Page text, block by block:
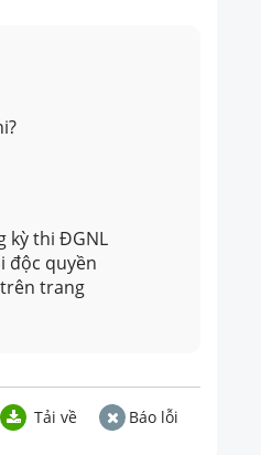
kỳ thi ĐGNL
độc quyền
trang
Tải về Báo lỗi